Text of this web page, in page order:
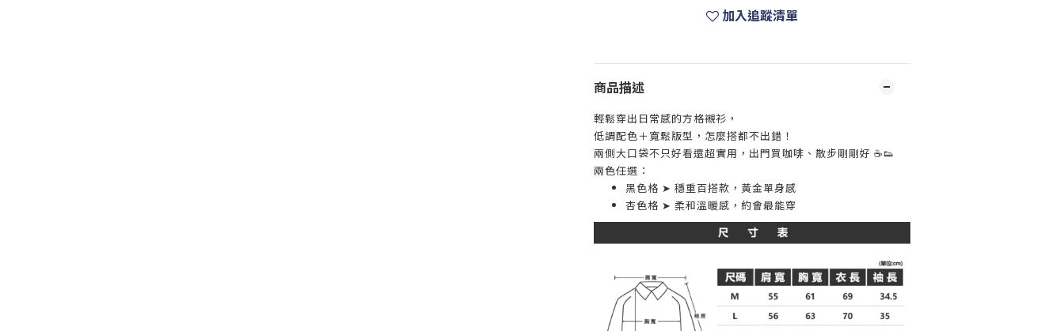
加入追蹤清單
商品描述
輕鬆穿出日常感的方格襯衫，
低調配色＋寬鬆版型，怎麼搭都不出錯！
兩側大口袋不只好看還超實用，出門買咖啡、散步剛剛好 ☕👟
兩色任選：
黑色格 ➤ 穩重百搭款，黃金單身感
杏色格 ➤ 柔和溫暖感，約會最能穿